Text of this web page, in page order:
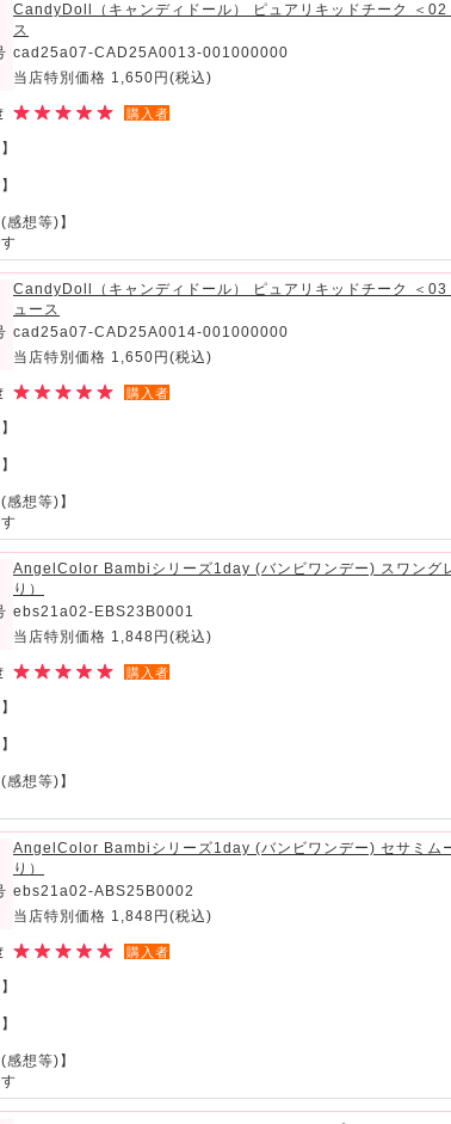
CandyDoll（キャンディドール） ピュアリキッドチーク ＜
ス
cad25a07-CAD25A0013-001000000
当店特別価格 1,650円 (税込)
購入者
感想等)】
CandyDoll（キャンディドール） ピュアリキッドチーク ＜
ュース
cad25a07-CAD25A0014-001000000
当店特別価格 1,650円 (税込)
購入者
感想等)】
AngelColor Bambiシリーズ1day (バンビワンデー) スワング
り）
ebs21a02-EBS23B0001
当店特別価格 1,848円 (税込)
購入者
感想等)】
AngelColor Bambiシリーズ1day (バンビワンデー) セサミム
り）
ebs21a02-ABS25B0002
当店特別価格 1,848円 (税込)
購入者
感想等)】